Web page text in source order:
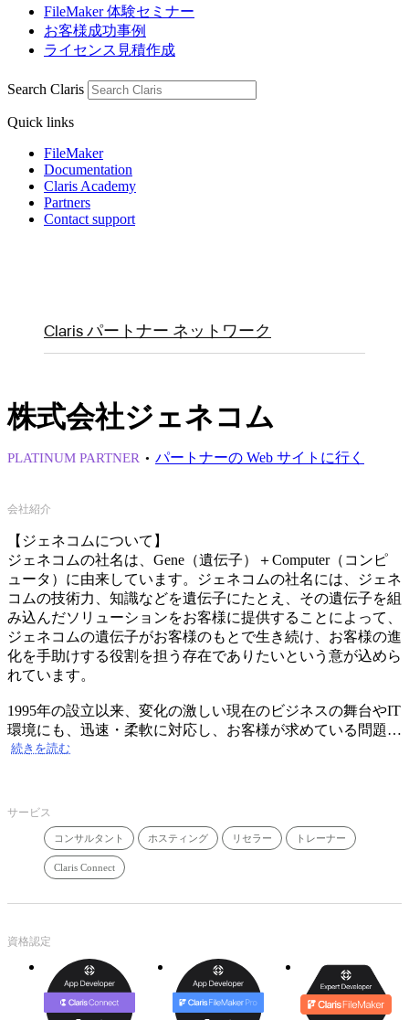
FileMaker 体験セミナー
お客様成功事例
ライセンス見積作成
Search Claris
Quick links
FileMaker
Documentation
Claris Academy
Partners
Contact support
Claris パートナー ネットワーク
株式会社ジェネコム
PLATINUM PARTNER パートナーの Web サイトに行く
会社紹介
【ジェネコムについて】
ジェネコムの社名は、Gene（遺伝子）＋Computer（コンピ
ュータ）に由来しています。ジェネコムの社名には、ジェネ
コムの技術力、知識などを遺伝子にたとえ、その遺伝子を組
み込んだソリューションをお客様に提供することによって、
ジェネコムの遺伝子がお客様のもとで生き続け、お客様の進
化を手助けする役割を担う存在でありたいという意が込めら
れています。
1995年の設立以来、変化の激しい現在のビジネスの舞台やIT
環境にも、迅速・柔軟に対応し、お客様が求めている問題解
決策を自信をもってお客様へご提供することこそ、お客様へ
け、お客様がさらなる進化を遂げられるよう、ソリューショ
ン面でバックアップいたします。
一般的なクライアントサーバ型のシステム、電子カルテを始
めとする医療系システムとFileMakerとの連携、FileMaker Go
を使用した iPad、 iPhone といったApple製モバイルデバイス
テムなど、豊富なシステム開発の経験から得たノウハウをス
ピーディに提供いたします。
【主な受賞歴】
続きを読む
サービス
コンサルタント ホスティング リセラー トレーナー
Claris Connect
資格認定